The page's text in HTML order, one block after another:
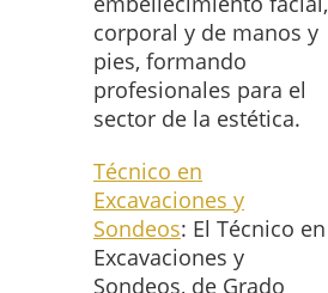
corporal y de manos y
pies, formando
profesionales para el
sector de la estética.
Técnico en
Excavaciones y
Sondeos: El Técnico en
Excavaciones y
Sondeos, de Grado